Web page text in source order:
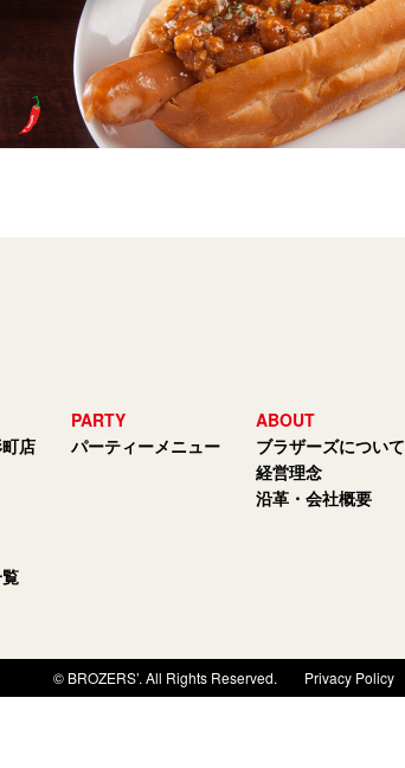
店
PARTY
パーティーメニュー
ABOUT
ブラザーズについて
経営理念
沿革・会社概要
© BROZERS’. All Rights Reserved. Privacy Policy